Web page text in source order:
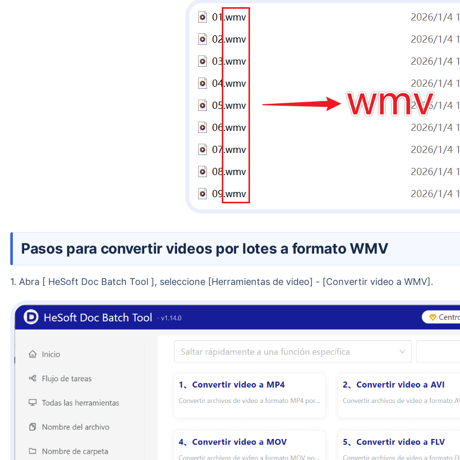
Pasos para convertir videos por lotes a formato WMV
1. Abra [ HeSoft Doc Batch Tool ], seleccione [Herramientas de video] - [Convertir video a WMV].